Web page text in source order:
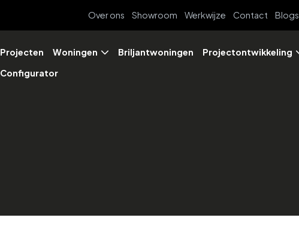
Over ons Showroom Werkwijze Contact Blogs
Projecten Woningen Briljantwoningen
Projectontwikkeling
Configurator